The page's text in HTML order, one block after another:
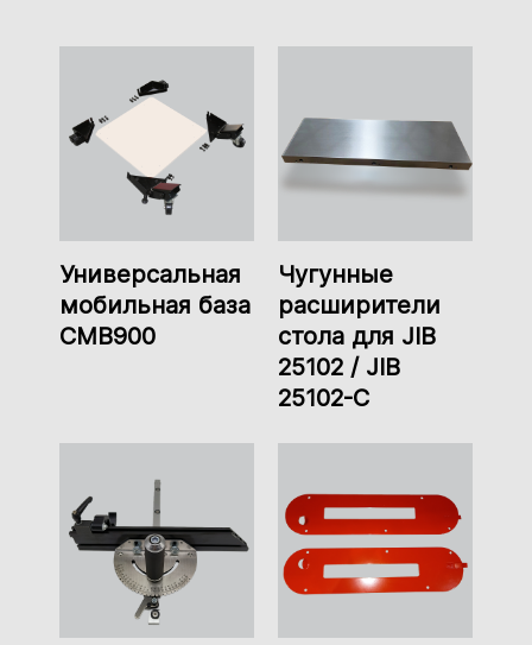
Универсальная
мобильная база
CMB900
Чугунные
расширители
стола для JIB
25102 / JIB
25102-C